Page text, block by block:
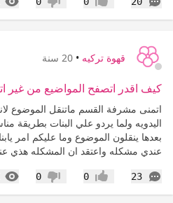
إعجاب عدم إعجاب
قهوة تركيه • 20 سنة
كيف اقدر اتصفح المواضيع من غير
اتمنى مشرفة القسم ماتنقل الموضوع
اليدويه ولما يردو علي البنات بطريقة
بعدها ينقلون الموضوع وما عليكم امر
عندي مشكله واعتقد ان المشكله هذي
23
التعليقات إعجاب0 عدم إعجاب
0